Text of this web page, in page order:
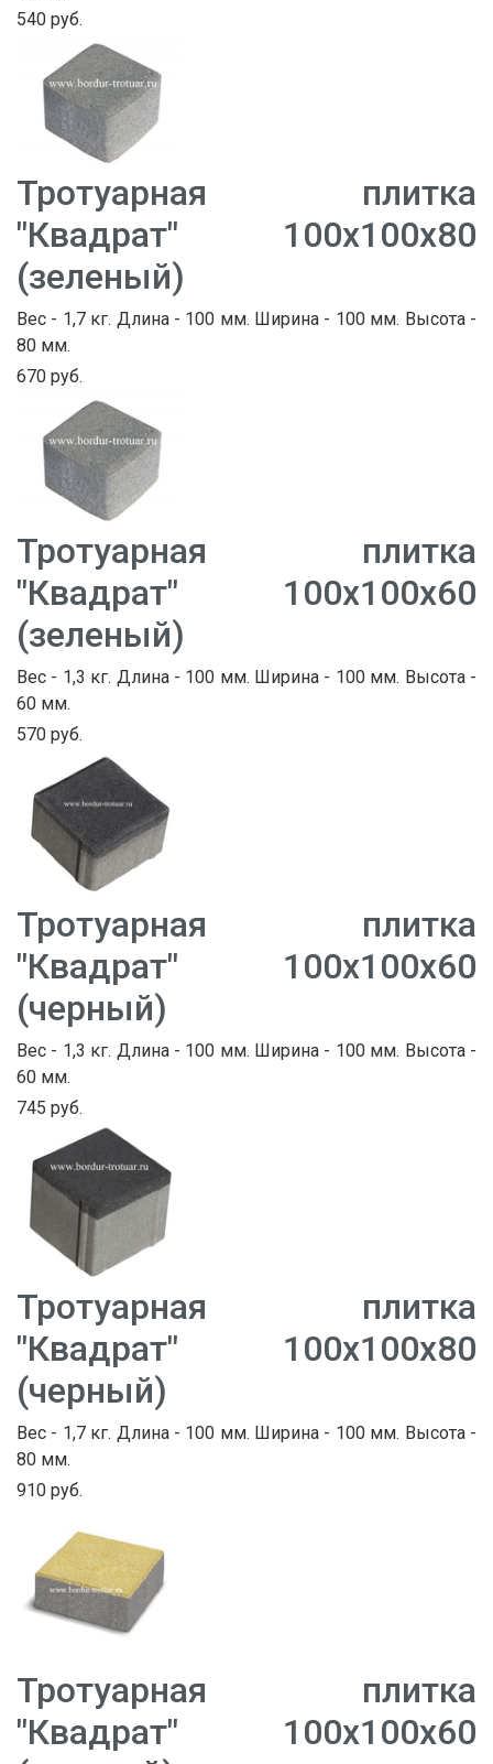
540 руб.
Тротуарная плитка
"Квадрат" 100х100х80
(зеленый)
Вес - 1,7 кг. Длина - 100 мм. Ширина - 100 мм. Высота -
80 мм.
670 руб.
Тротуарная плитка
"Квадрат" 100х100х60
(зеленый)
Вес - 1,3 кг. Длина - 100 мм. Ширина - 100 мм. Высота -
60 мм.
570 руб.
Тротуарная плитка
"Квадрат" 100х100х60
(черный)
Вес - 1,3 кг. Длина - 100 мм. Ширина - 100 мм. Высота -
60 мм.
745 руб.
Тротуарная плитка
"Квадрат" 100х100х80
(черный)
Вес - 1,7 кг. Длина - 100 мм. Ширина - 100 мм. Высота -
80 мм.
910 руб.
Тротуарная плитка
"Квадрат" 100х100х60